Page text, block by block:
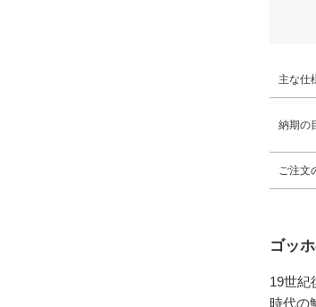
主な仕
納期の
ご注文
ゴッ
19世紀
時代の